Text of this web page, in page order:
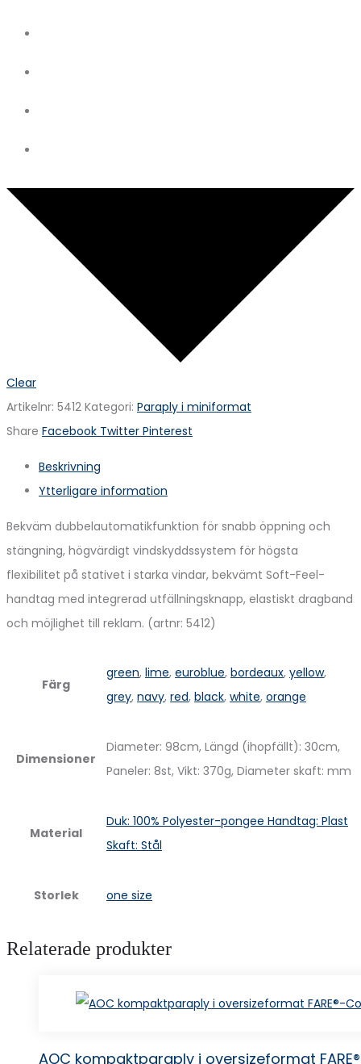
Clear
Artikelnr: 5412 Kategori: Paraply i miniformat
Share Facebook Twitter Pinterest
Beskrivning
Ytterligare information
Bekväm dubbelautomatikfunktion för snabb öppning och
stängning, högvärdigt vindskyddssystem för högsta
flexibilitet på stativet i starka vindar, bekvämt Soft-Feel-
handtag med integrerad utfällningsknapp, elastiskt dragband
och möjlighet till reklam. (artnr: 5412)
Färg
green, lime, euroblue, bordeaux, yellow,
grey, navy, red, black, white, orange
Dimensioner
Diameter: 98cm, Längd (ihopfällt): 30cm,
Paneler: 8st, Vikt: 370g, Diameter skaft: mm
Material
Duk: 100% Polyester-pongee Handtag: Plast
Skaft: Stål
Storlek one size
Relaterade produkter
AOC kompaktparaply i oversizeformat